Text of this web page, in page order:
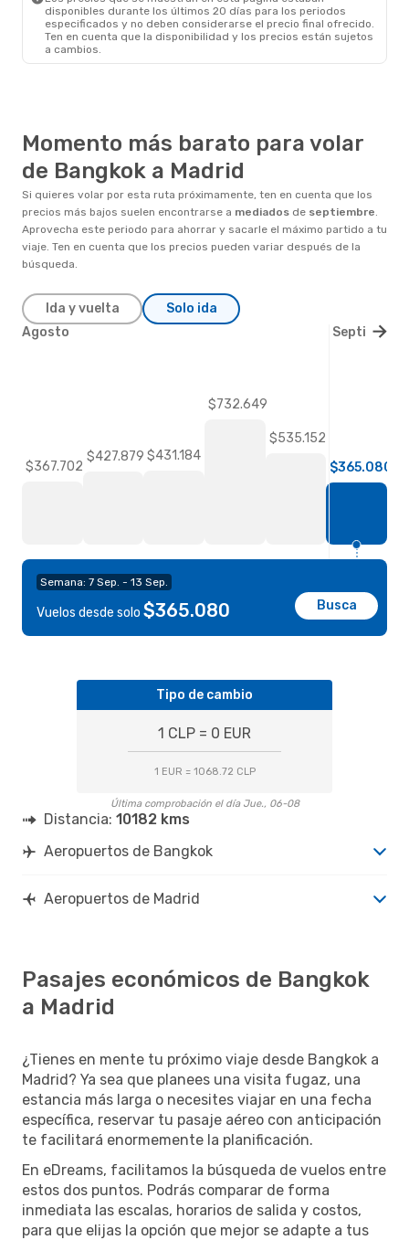
disponibles durante los últimos 20 días para los periodos
especificados y no deben considerarse el precio final ofrecido.
Ten en cuenta que la disponibilidad y los precios están sujetos
a cambios.
Momento más barato para volar
de Bangkok a Madrid
Si quieres volar por esta ruta próximamente, ten en cuenta que los
precios más bajos suelen encontrarse a mediados de septiembre.
Aprovecha este periodo para ahorrar y sacarle el máximo partido a tu
viaje. Ten en cuenta que los precios pueden variar después de la
búsqueda.
Ida y vuelta Solo ida
Semana: 7 Sep. - 13 Sep.
Vuelos desde solo $365.080 Busca
$367.702
$427.879 $431.184
$732.649
$535.152
$365.080
Agosto Septiembre
Tipo de cambio
1 CLP = 0 EUR
1 EUR = 1068.72 CLP
Última comprobación el día Jue., 06-08
Distancia: 10182 kms
Aeropuertos de Bangkok
Aeropuertos de Madrid
Pasajes económicos de Bangkok
a Madrid
¿Tienes en mente tu próximo viaje desde Bangkok a
Madrid? Ya sea que planees una visita fugaz, una
estancia más larga o necesites viajar en una fecha
específica, reservar tu pasaje aéreo con anticipación
te facilitará enormemente la planificación.
En eDreams, facilitamos la búsqueda de vuelos entre
estos dos puntos. Podrás comparar de forma
inmediata las escalas, horarios de salida y costos,
para que elijas la opción que mejor se adapte a tus